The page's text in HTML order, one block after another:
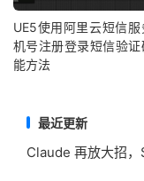
UE5使用阿里云短信
机号注册登录短信验
能方法
最近更新
Claude 再放大招